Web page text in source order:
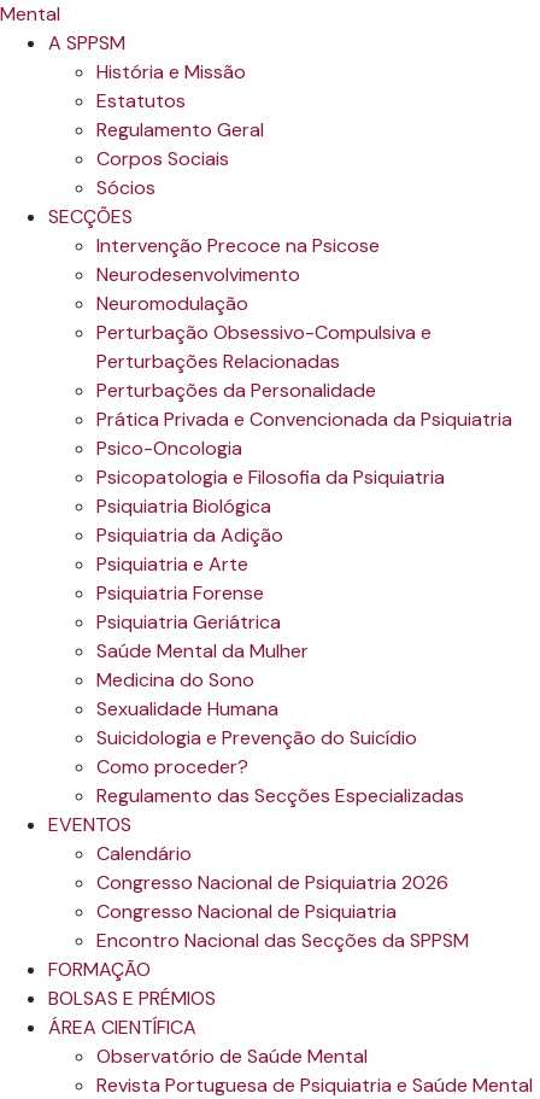
A SPPSM
História e Missão
Estatutos
Regulamento Geral
Corpos Sociais
Sócios
SECÇÕES
Intervenção Precoce na Psicose
Neurodesenvolvimento
Neuromodulação
Perturbação Obsessivo-Compulsiva e
Perturbações Relacionadas
Perturbações da Personalidade
Prática Privada e Convencionada da Psiquiatria
Psico-Oncologia
Psicopatologia e Filosofia da Psiquiatria
Psiquiatria Biológica
Psiquiatria da Adição
Psiquiatria e Arte
Psiquiatria Forense
Psiquiatria Geriátrica
Saúde Mental da Mulher
Medicina do Sono
Sexualidade Humana
Suicidologia e Prevenção do Suicídio
Como proceder?
Regulamento das Secções Especializadas
EVENTOS
Calendário
Congresso Nacional de Psiquiatria 2026
Congresso Nacional de Psiquiatria
Encontro Nacional das Secções da SPPSM
FORMAÇÃO
BOLSAS E PRÉMIOS
ÁREA CIENTÍFICA
Observatório de Saúde Mental
Revista Portuguesa de Psiquiatria e Saúde Mental